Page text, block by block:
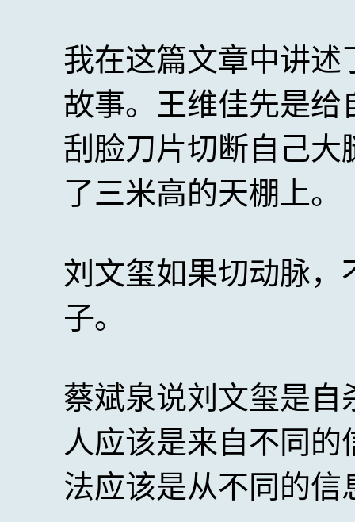
我在这篇文章中讲
故事。王维佳先是
刮脸刀片切断自己
了三米高的天棚上。
刘文玺如果切动脉
子。
蔡斌泉说刘文玺是
人应该是来自不同
法应该是从不同的